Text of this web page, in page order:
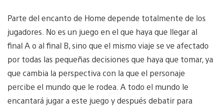
Parte del encanto de Home depende totalmente de los
jugadores. No es un juego en el que haya que llegar al
final A o al final B, sino que el mismo viaje se ve afectado
por todas las pequeñas decisiones que haya que tomar, ya
que cambia la perspectiva con la que el personaje
percibe el mundo que le rodea. A todo el mundo le
encantará jugar a este juego y después debatir para